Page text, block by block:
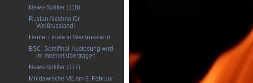
News-Splitter (118)
Ruslan Alekhno für
Weißrussland!
Heute: Finale in Weißrussland
ESC: Semifinal-Auslosung wird
im Internet übertragen
News-Splitter (117)
Moldawische VE am 9. Februar